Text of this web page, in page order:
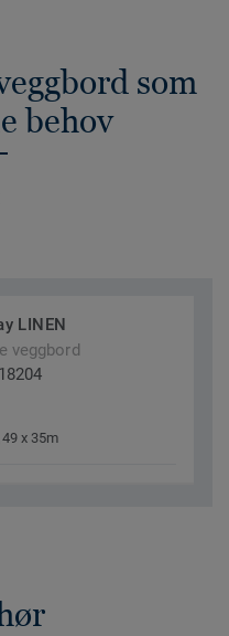
som
behov
LINEN
veggbord
x 35m